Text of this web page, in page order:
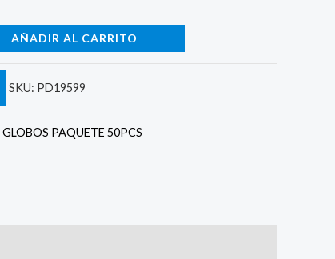
AÑADIR AL CARRITO
SKU: PD19599
GLOBOS PAQUETE 50PCS